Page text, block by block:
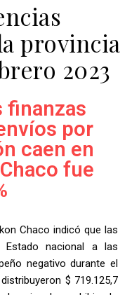
provincia
2023
finanzas
por
caen en
fue
Chaco indicó que las
Estado nacional a las
negativo durante el
$ 719.125,7